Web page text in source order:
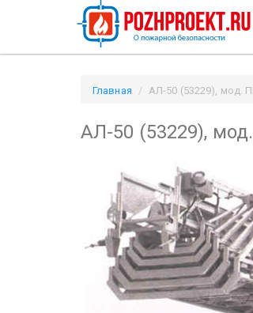
Главная АЛ-50 (53229), мод.
АЛ-50 (53229),